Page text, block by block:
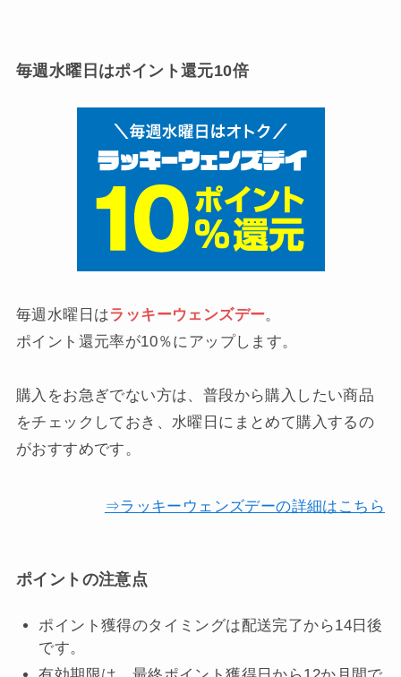
毎週水曜日はポイント還元10倍
毎週水曜日はラッキーウェンズデー。
ポイント還元率が10％にアップします。
購入をお急ぎでない方は、普段から購入したい商品
をチェックしておき、水曜日にまとめて購入するの
がおすすめです。
⇒ラッキーウェンズデーの詳細はこちら
ポイントの注意点
ポイント獲得のタイミングは配送完了から14日後
です。